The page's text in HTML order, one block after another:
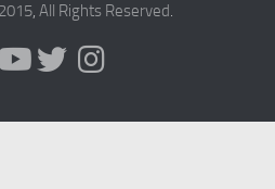
, All Rights Reserved.